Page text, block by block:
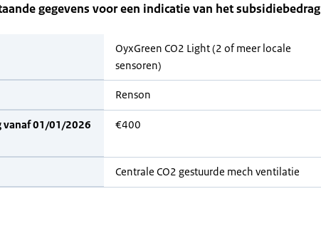
gegevens voor een indicatie van het subsidiebedrag
OyxGreen CO2 Light (2 of meer locale
sensoren)
Renson
vanaf 01/01/2026
€400
Centrale CO2 gestuurde mech ventilatie